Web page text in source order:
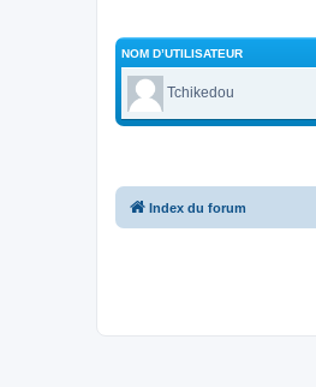
NOM D’UTILISATEUR
Tchikedou
Index du forum